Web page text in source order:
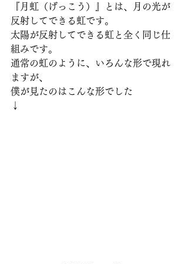
『月虹（げっこう）』とは、月の光が
反射してできる虹です。
太陽が反射してできる虹と全く同じ仕
組みです。
通常の虹のように、いろんな形で現れ
ますが、
僕が見たのはこんな形でした
↓